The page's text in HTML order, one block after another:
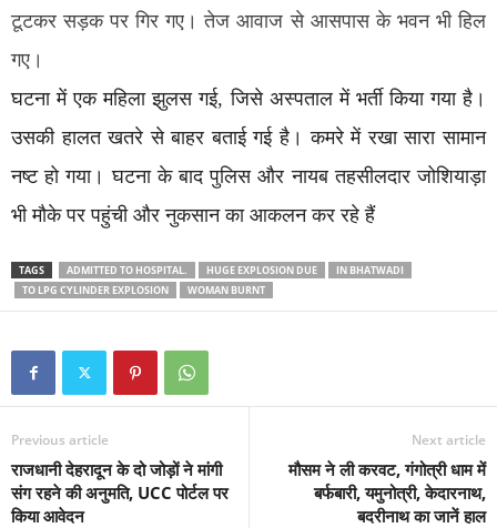
टूटकर सड़क पर गिर गए। तेज आवाज से आसपास के भवन भी हिल
गए।
घटना में एक महिला झुलस गई, जिसे अस्पताल में भर्ती किया गया है।
उसकी हालत खतरे से बाहर बताई गई है। कमरे में रखा सारा सामान
नष्ट हो गया। घटना के बाद पुलिस और नायब तहसीलदार जोशियाड़ा
भी मौके पर पहुंची और नुकसान का आकलन कर रहे हैं
TAGS ADMITTED TO HOSPITAL. HUGE EXPLOSION DUE
IN BHATWADI
TO LPG CYLINDER EXPLOSION
WOMAN BURNT
Previous article
राजधानी देहरादून के दो जोड़ों ने मांगी
संग रहने की अनुमति, UCC पोर्टल पर
किया आवेदन
Next article
मौसम ने ली करवट, गंगोत्री धाम में
बर्फबारी, यमुनोत्री, केदारनाथ,
बदरीनाथ का जानें हाल